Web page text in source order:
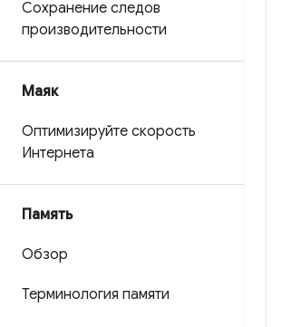
Сохранение следов
производительности
Маяк
Оптимизируйте скорость
Интернета
Память
Обзор
Терминология памяти